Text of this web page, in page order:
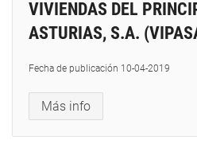
VIVIENDAS DEL
ASTURIAS, S.A.
Fecha de publicación 10-04-2019
Más info